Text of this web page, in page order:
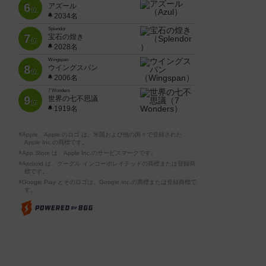
6位
アズール
2034名
7位
Splendor
宝石の煌き
2028名
8位
Wingspan
ウイングスパン
2006名
9位
7 Wonders
世界の七不思議
1919名
※Apple、Apple のロゴ は、米国および他の国々で登録された
Apple Inc.の商標です。
※App Store は、Apple Inc.のサービスマークです。
※Android は、グーグル インコーポレイテッドの商標または登録商
標です。
※Google Play とそのロゴは、Google Inc.の商標または登録商標で
す。